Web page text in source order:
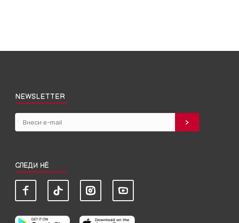
NEWSLETTER
СЛЕДИ НЀ